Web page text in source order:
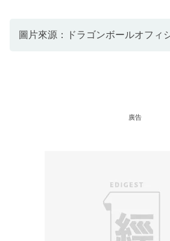
圖片來源：ドラゴンボールオフィ
廣告